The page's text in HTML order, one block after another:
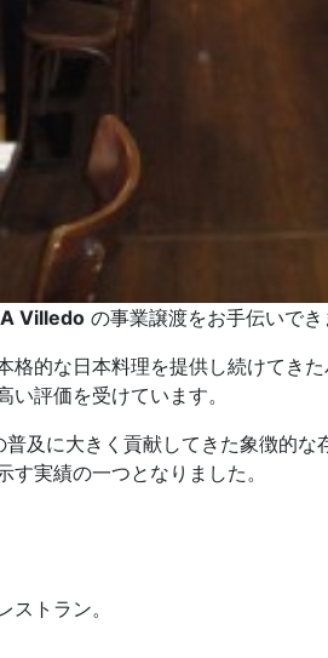
Villedo の事業譲渡をお手伝いでき
的な日本料理を提供し続けてき
評価を受けています。
及に大きく貢献してきた象徴的
実績の一つとなりました。
トラン。